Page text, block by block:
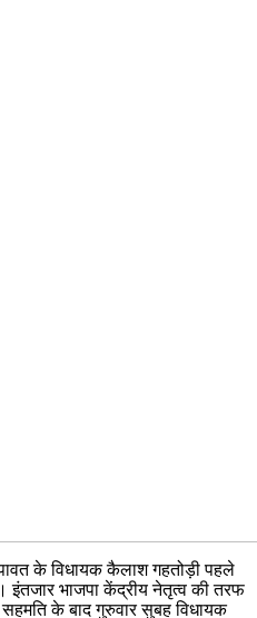
के विधायक कैलाश गहतोड़ी पहले
भाजपा केंद्रीय नेतृत्व की तरफ
के बाद गुरुवार सुबह विधायक